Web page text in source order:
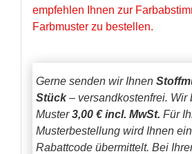
empfehlen Ihnen zur
Farbmuster zu bestellen.
Gerne senden wir Ihnen
Stück– versandkostenfrei. Wir
Muster3,00 € incl. MwSt. Für
Musterbestellung wird Ihnen
Rabattcode übermittelt. Bei